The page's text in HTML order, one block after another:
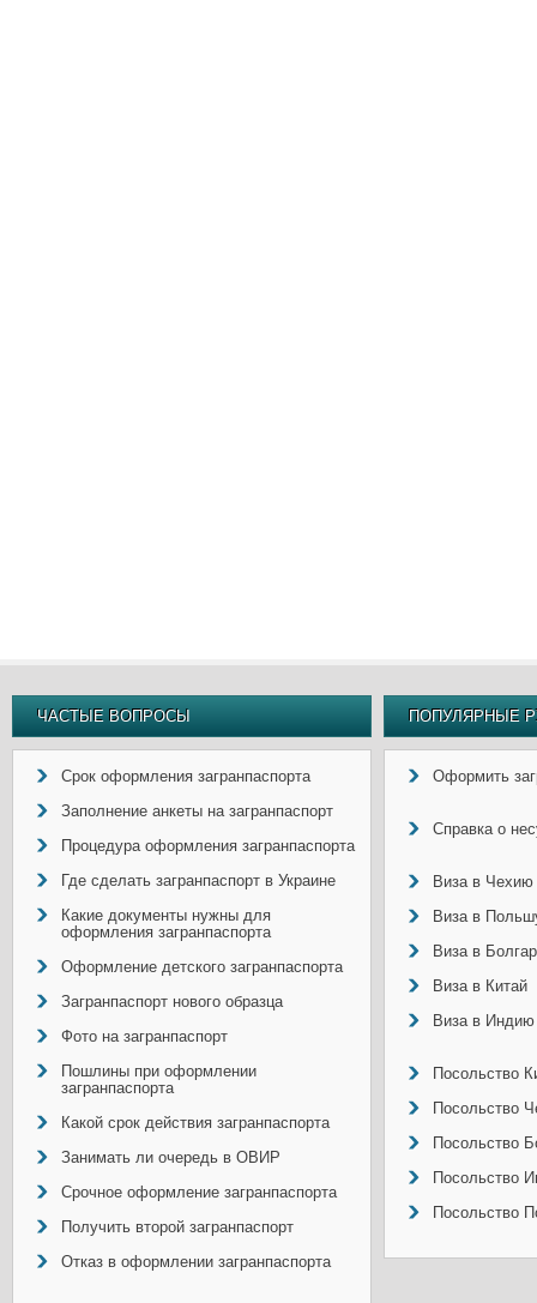
ЧАСТЫЕ ВОПРОСЫ
Срок оформления загранпаспорта
Заполнение анкеты на загранпаспорт
Процедура оформления загранпаспорта
Где сделать загранпаспорт в Украине
Какие документы нужны для
оформления загранпаспорта
Оформление детского загранпаспорта
Загранпаспорт нового образца
Фото на загранпаспорт
Пошлины при оформлении
загранпаспорта
Какой срок действия загранпаспорта
Занимать ли очередь в ОВИР
Срочное оформление загранпаспорта
Получить второй загранпаспорт
Отказ в оформлении загранпаспорта
ПОПУЛЯРНЫЕ
Оформить
Справка о
Виза в Чехию
Виза в
Виза в
Виза в Китай
Виза в Индию
Посольство
Посольство
Посольство
Посольство
Посольство